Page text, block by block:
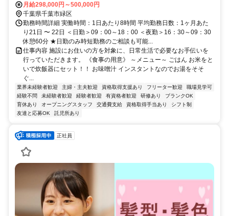
月給298,000円～500,000円
千葉県千葉市緑区
勤務時間詳細 実働時間：1日あたり8時間 平均勤務日数：1ヶ月あた
り21日 〜 22日 ＜日勤＞09：00～18：00 ＜夜勤＞16：30～09：30
休憩60分 ★日勤のみ時短勤務のご相談も可能...
仕事内容 施設にお住いの方を対象に、日常生活で必要なお手伝いを
行っていただきます。 《食事の用意》 ～メニュー～ ごはん お米をと
いで炊飯器にセット！！ お味噌汁 インスタントなのでお湯をそそ
ぐ...
業界未経験者歓迎 主婦・主夫歓迎 資格取得支援あり フリーター歓迎
職場見学可
経験不問
未経験者歓迎 経験者歓迎 有資格者歓迎 研修あり
ブランクOK
育休あり
オープニングスタッフ 交通費支給 資格取得手当あり
シフト制
友達と応募OK
託児所あり
正社員